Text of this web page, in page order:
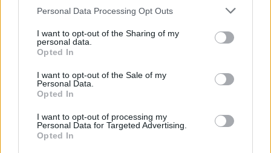
Personal Data Processing Opt Outs
I want to opt-out of the Sharing of my
personal data.
Opted In
I want to opt-out of the Sale of my
Personal Data.
Opted In
I want to opt-out of processing my
Personal Data for Targeted Advertising.
Opted In
Festival, tutto pronto per il Virgo
Village Sanremo, il Villaggio
Ufficiale della Musica
28/01/2023
VERSO IL FESTIVAL
Fantasanremo raddoppia, le
nuove regole del gioco social
22/01/2023